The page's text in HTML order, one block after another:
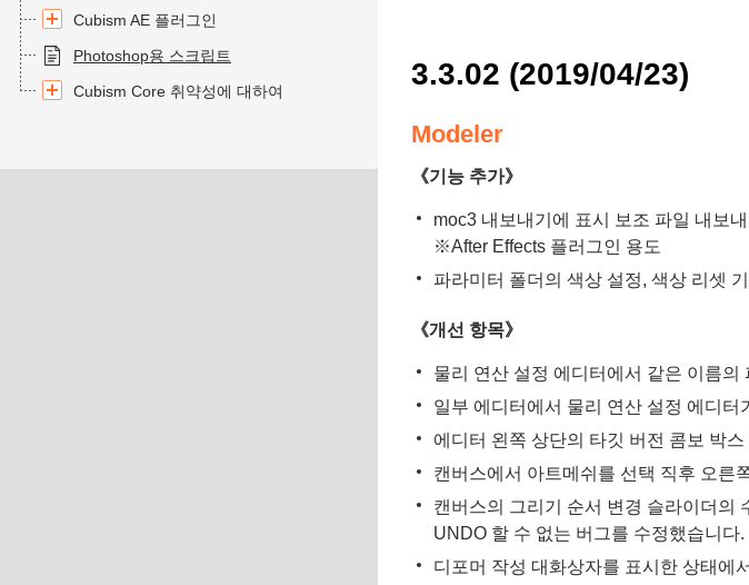
Cubism AE 플러그인
Photoshop용 스크립트
Cubism Core 취약성에 대하여
3.3.02 (2019/04/23)
Modeler
《기능 추가》
moc3 내보내기에 표시 보조 파일 내보
※After Effects 플러그인 용도
파라미터 폴더의 색상 설정, 색상 리셋
《개선 항목》
물리 연산 설정 에디터에서 같은 이름
일부 에디터에서 물리 연산 설정 에디
에디터 왼쪽 상단의 타깃 버전 콤보 박
캔버스에서 아트메쉬를 선택 직후 오른
캔버스의 그리기 순서 변경 슬라이더의
UNDO 할 수 없는 버그를 수정했습니다.
디포머 작성 대화상자를 표시한 상태에